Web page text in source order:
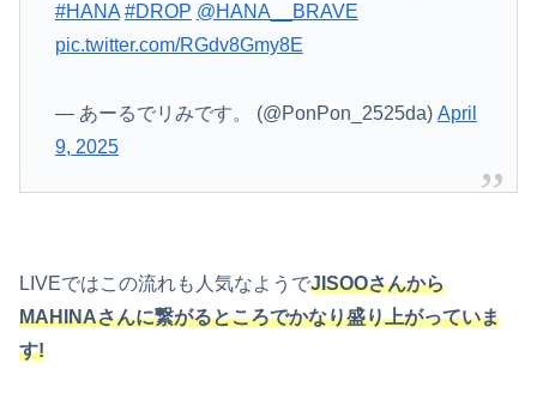
#HANA #DROP @HANA__BRAVE
pic.twitter.com/RGdv8Gmy8E
— あーるでリみです。 (@PonPon_2525da) April
9, 2025
LIVEではこの流れも人気なようでJISOOさんから
MAHINAさんに繋がるところでかなり盛り上がっていま
す!